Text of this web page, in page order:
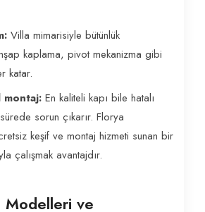
Villa mimarisiyle bütünlük
kaplama, pivot mekanizma gibi
katar.
montaj: En kaliteli kapı bile hatalı
sorun çıkarır. Florya
keşif ve montaj hizmeti sunan bir
çalışmak avantajdır.
Modelleri ve